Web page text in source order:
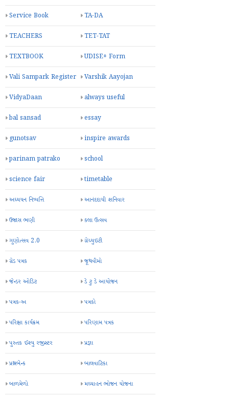
Service Book TA-DA
TEACHERS TET-TAT
TEXTBOOK UDISE+ Form
Vali Sampark Register Varshik Aayojan
VidyaDaan always useful
bal sansad essay
gunotsav inspire awards
parinam patrako school
science fair timetable
અધ્યયન નિષ્પત્તિ આનંદદાયી શનિવાર
ઉજાસ ભણી કલા ઉત્સવ
ગુણોત્સવ 2.0 ગ્રેચ્યુઇટી
ગ્રેડ પત્રક જૂથવીમો
જેન્ડર ઓડિટ ડે ટુ ડે આયોજન
પત્રક-અ પત્રકો
પરિક્ષા કાર્યક્રમ પરિણામ પત્રક
પુસ્તક ઈશ્યુ રજીસ્ટર પ્રજ્ઞા
પ્રશ્નબેન્ક બાલવાટિકા
બાળમેળો મઘ્યાહન ભોજન યોજના